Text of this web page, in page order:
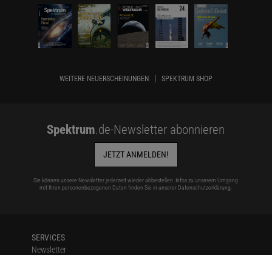
WEITERE NEUERSCHEINUNGEN SPEKTRUM SHOP
Spektrum.de-Newsletter abonnieren
JETZT ANMELDEN!
Sie können unsere Newsletter jederzeit wieder abbestellen. Infos zu unserem Umgang
mit Ihren personenbezogenen Daten finden Sie in unserer Datenschutzerklärung
SERVICES
Newsletter